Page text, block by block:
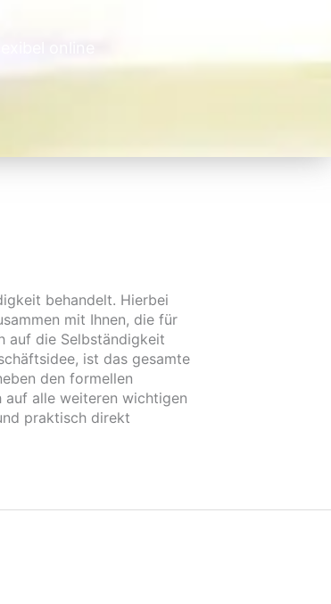
behandelt. Hierbei
mit Ihnen, die für
auf die Selbständigkeit
ist das gesamte
den formellen
auf alle weiteren wichtigen
praktisch direkt